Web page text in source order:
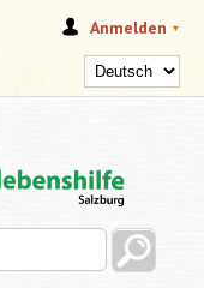
Anmelden
this site